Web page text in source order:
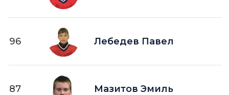
96 Лебедев Павел
87 Мазитов Эмиль